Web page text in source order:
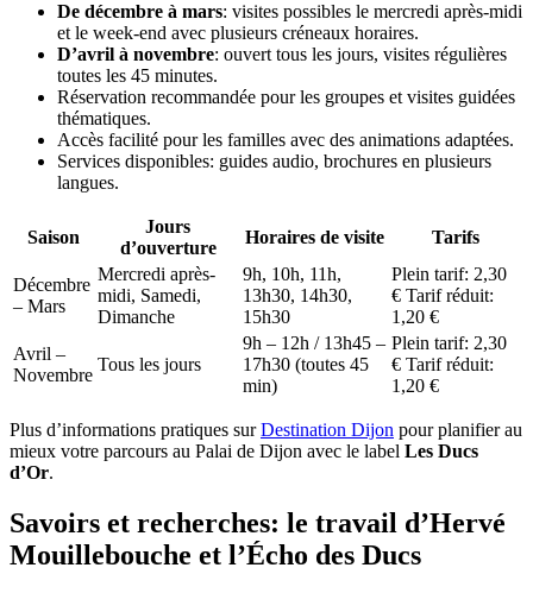
De décembre à mars: visites possibles le mercredi après-midi
et le week-end avec plusieurs créneaux horaires.
D’avril à novembre: ouvert tous les jours, visites régulières
toutes les 45 minutes.
Réservation recommandée pour les groupes et visites guidées
thématiques.
Accès facilité pour les familles avec des animations adaptées.
Services disponibles: guides audio, brochures en plusieurs
langues.
Saison
Jours
d’ouverture
Horaires de visite Tarifs
Décembre
– Mars
Mercredi après-
midi, Samedi,
Dimanche
9h, 10h, 11h,
13h30, 14h30,
15h30
Plein tarif: 2,30
€ Tarif réduit:
1,20 €
Avril –
Novembre
Tous les jours
9h – 12h / 13h45 –
17h30 (toutes 45
min)
Plein tarif: 2,30
€ Tarif réduit:
1,20 €
Plus d’informations pratiques surDestination Dijon pour planifier au
mieux votre parcours au Palai de Dijon avec le label Les Ducs
d’Or.
Savoirs et recherches: le travail d’Hervé
Mouillebouche et l’Écho des Ducs